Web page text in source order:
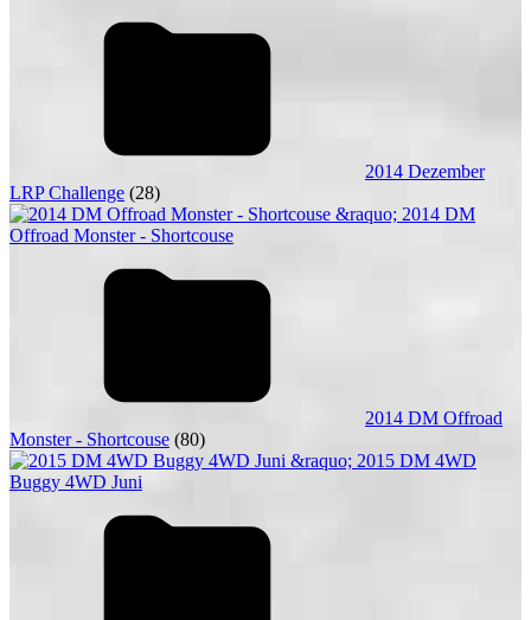
2014 Dezember
LRP Challenge (28)
2014 DM Offroad
Monster - Shortcouse (80)